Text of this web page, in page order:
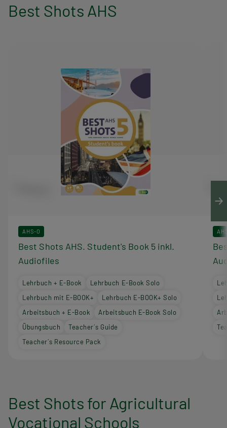
Best Shots AHS
AHS-O
Best Shots AHS. Student's Book 5 inkl.
Audiofiles
Lehrbuch + E-Book
Lehrbuch E-Book Solo
Lehrbuch mit E-BOOK+
Lehrbuch E-BOOK+ Solo
Arbeitsbuch + E-Book
Arbeitsbuch E-Book Solo
Übungsbuch
Teacher´s Guide
Teacher´s Resource Pack
Best Shots for Agricultural
Vocational Schools